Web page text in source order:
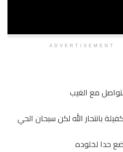
ADVERTISEMENT
مع الغيب
بانتحار الله لكن سبحان الحي
حدا لخلوده